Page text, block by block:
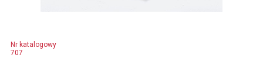
Nr katalogowy
707